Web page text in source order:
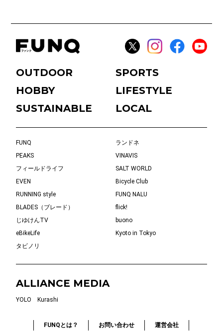
OUTDOOR
SPORTS
HOBBY
LIFESTYLE
SUSTAINABLE
LOCAL
FUNQ
ランドネ
PEAKS
VINAVIS
フィールドライフ
SALT WORLD
EVEN
Bicycle Club
RUNNING style
FUNQ NALU
BLADES（ブレード）
flick!
じゆけんTV
buono
eBikeLife
Kyoto in Tokyo
タビノリ
ALLIANCE MEDIA
YOLO Kurashi
FUNQとは？ お問い合わせ 運営会社